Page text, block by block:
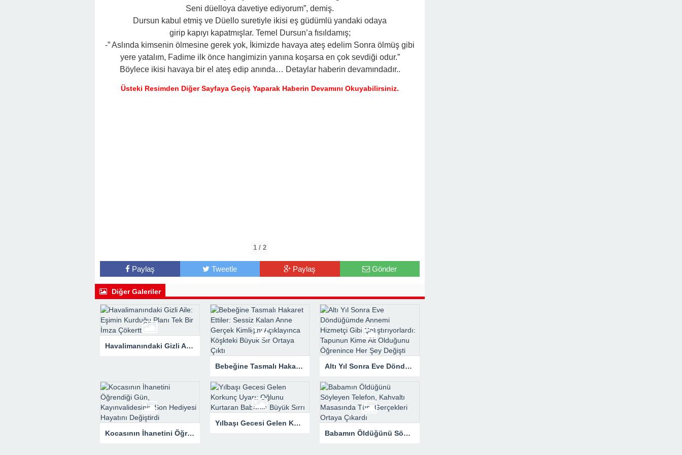
Seni düelloya davetiye ediyorum”, demiş.
Dursun kabul etmiş ve Düello suretiyle ikisi eş güdümlü yandaki odaya
girip kapıyı kapatmışlar. Temel Dursun’a fısıldamış;
-” Aslında kimsenin ölmesine gerek yok, İkimizde havaya ateş edelim Sonra ölmüş gibi
yere yatalım, Fadime ilk önce hangimizin yanına koşarsa en çok sevdiği odur.”
Böylece ikisi havaya bir el ateş edip anında… Detaylar haberin devamındadır..
Üsteki Resimden Diğer Sayfaya Geçiş Yaparak Haberin Devamını Okuyabilirsiniz.
1 / 2
Paylaş Tweetle Paylaş Gönder
Diğer Galeriler
Havalimanındaki Gizli Aile: Eşimin Kurduğu Planı Tek Bir İmza Çökertti
Bebeğine Tasmalı Hakaret Ettiler: Sessiz Kalan Anne Gerçek Kimliğini Açıklayınca Köşkteki Büyük Sır Ortaya Çıktı Altı Yıl Sonra Eve Döndüğümde Annemi Hizmetçi Gibi Çalıştırıyorlardı: Tapunun Kime Ait Olduğunu Öğrenince Her Şey Değişti
Kocasının İhanetini Öğrendiği Gün, Kayınvalidesinin Son Hediyesi Hayatını Değiştirdi
Yılbaşı Gecesi Gelen Korkunç Uyarı: Oğlunu Kurtaran Babanın Büyük Sırrı
Babamın Öldüğünü Söyleyen Telefon, Kahvaltı Masasında Tüm Gerçekleri Ortaya Çıkardı